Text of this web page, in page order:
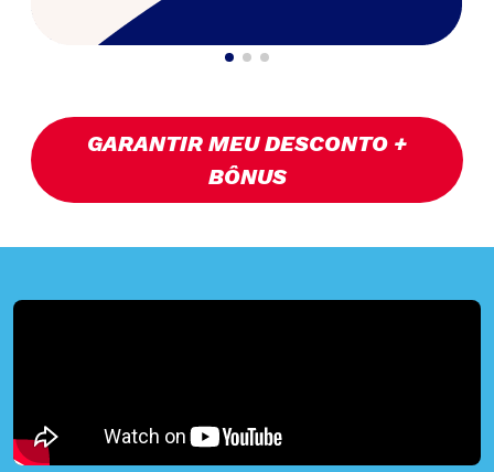
GARANTIR MEU DESCONTO +
BÔNUS